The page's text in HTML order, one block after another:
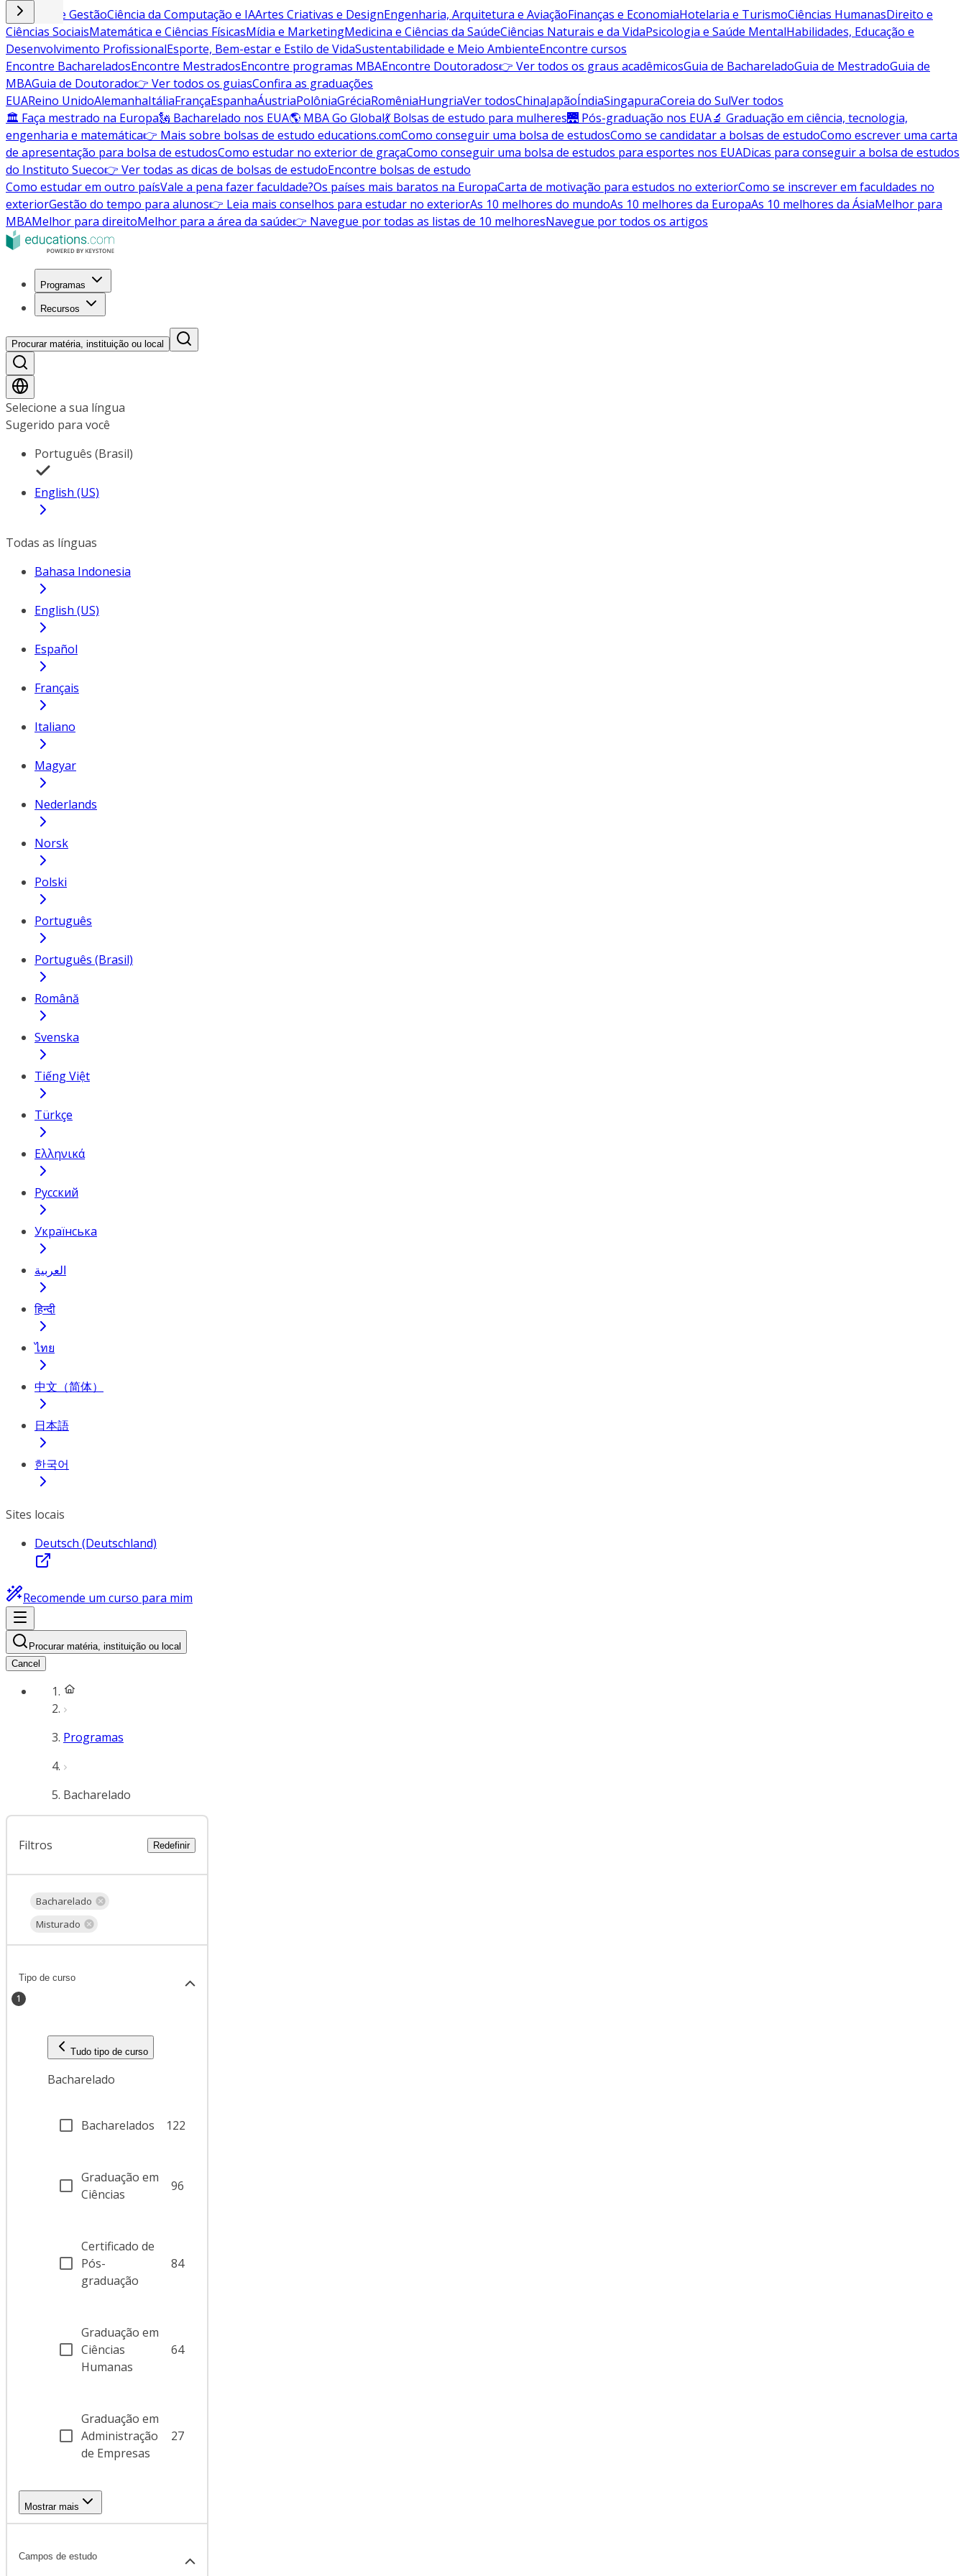
Negócios e GestãoCiência da Computação e IAArtes Criativas e DesignEngenharia, Arquitetura e AviaçãoFinanças e EconomiaHotelaria e TurismoCiências HumanasDireito e
Ciências SociaisMatemática e Ciências FísicasMídia e MarketingMedicina e Ciências da SaúdeCiências Naturais e da VidaPsicologia e Saúde MentalHabilidades, Educação e
Desenvolvimento ProfissionalEsporte, Bem-estar e Estilo de VidaSustentabilidade e Meio AmbienteEncontre cursos
Encontre BachareladosEncontre MestradosEncontre programas MBAEncontre Doutorados👉 Ver todos os graus acadêmicosGuia de BachareladoGuia de MestradoGuia de
MBAGuia de Doutorado👉 Ver todos os guiasConfira as graduações
EUAReino UnidoAlemanhaItáliaFrançaEspanhaÁustriaPolôniaGréciaRomêniaHungriaVer todosChinaJapãoÍndiaSingapuraCoreia do SulVer todos
🏛 Faça mestrado na Europa🗽 Bacharelado nos EUA🌎 MBA Go Global💃 Bolsas de estudo para mulheres🌉 Pós-graduação nos EUA🔬 Graduação em ciência, tecnologia,
engenharia e matemática👉 Mais sobre bolsas de estudo educations.comComo conseguir uma bolsa de estudosComo se candidatar a bolsas de estudoComo escrever uma carta
de apresentação para bolsa de estudosComo estudar no exterior de graçaComo conseguir uma bolsa de estudos para esportes nos EUADicas para conseguir a bolsa de estudos
do Instituto Sueco👉 Ver todas as dicas de bolsas de estudoEncontre bolsas de estudo
Como estudar em outro paísVale a pena fazer faculdade?Os países mais baratos na EuropaCarta de motivação para estudos no exteriorComo se inscrever em faculdades no
exteriorGestão do tempo para alunos👉 Leia mais conselhos para estudar no exteriorAs 10 melhores do mundoAs 10 melhores da EuropaAs 10 melhores da ÁsiaMelhor para
MBAMelhor para direitoMelhor para a área da saúde👉 Navegue por todas as listas de 10 melhoresNavegue por todos os artigos
Programas
Recursos
Procurar matéria, instituição ou local
Selecione a sua língua
Sugerido para você
Português (Brasil)
English (US)
Todas as línguas
Bahasa Indonesia
English (US)
Español
Français
Italiano
Magyar
Nederlands
Norsk
Polski
Português
Português (Brasil)
Română
Svenska
Tiếng Việt
Türkçe
Ελληνικά
Русский
Українська
العربية
हिन्दी
ไทย
中文（简体）
日本語
한국어
Sites locais
Deutsch (Deutschland)
Recomende um curso para mim
Procurar matéria, instituição ou local
Cancel
Programas
Bacharelado
Filtros Redefinir
Bacharelado
Misturado
Tipo de curso
1
Tudo tipo de curso
Bacharelado
Bacharelados 122
Graduação em
Ciências
96
Certificado de
Pós-
graduação
84
Graduação em
Ciências
Humanas
64
Graduação em
Administração
de Empresas
27
Mostrar mais
Campos de estudo